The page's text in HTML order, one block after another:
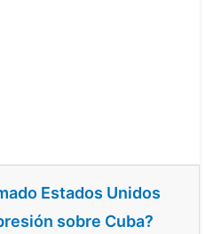
Estados Unidos
sobre Cuba?